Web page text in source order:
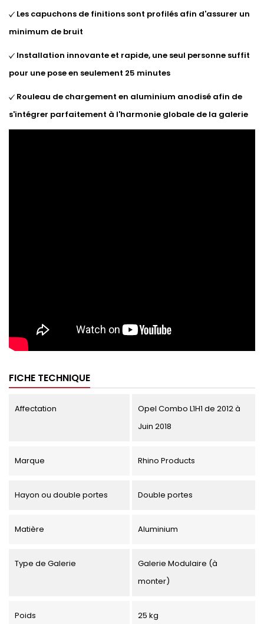
Les capuchons de finitions sont profilés afin d'assurer un
minimum de bruit
Installation innovante et rapide, une seul personne suffit
pour une pose en seulement 25 minutes
Rouleau de chargement en aluminium anodisé afin de
s'intégrer parfaitement à l'harmonie globale de la galerie
FICHE TECHNIQUE
Affectation
Opel Combo L1H1 de 2012 à
Juin 2018
Marque Rhino Products
Hayon ou double portes Double portes
Matière Aluminium
Type de Galerie
Galerie Modulaire (à
monter)
Poids 25 kg